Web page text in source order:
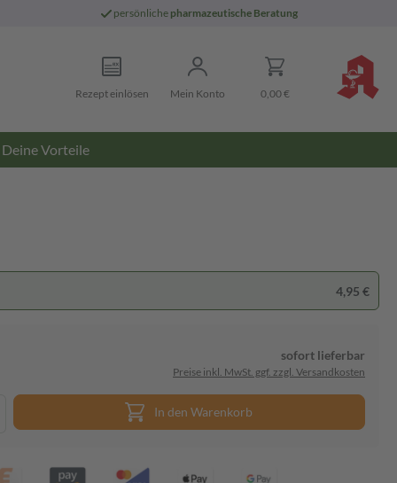
persönliche pharmazeutische Beratung
Rezept einlösen Mein Konto 0,00 €
Deine Vorteile
4,95 €
sofort lieferbar
Preise inkl. MwSt. ggf. zzgl. Versandkosten
In den Warenkorb